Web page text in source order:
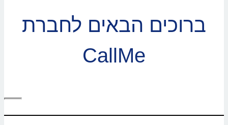
ברוכים הבאים לחברת
CallMe